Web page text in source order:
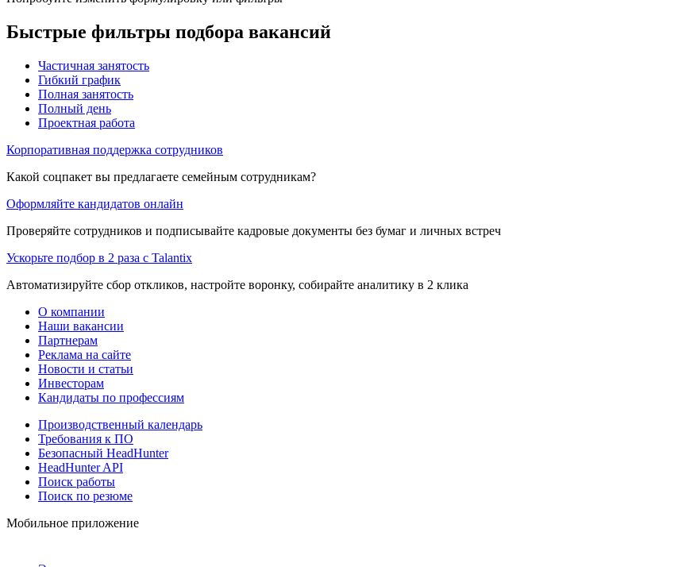
Быстрые фильтры подбора вакансий
Частичная занятость
Гибкий график
Полная занятость
Полный день
Проектная работа
Корпоративная поддержка сотрудников
Какой соцпакет вы предлагаете семейным сотрудникам?
Оформляйте кандидатов онлайн
Проверяйте сотрудников и подписывайте кадровые документы без бумаг и личных встреч
Ускорьте подбор в 2 раза с Talantix
Автоматизируйте сбор откликов, настройте воронку, собирайте аналитику в 2 клика
О компании
Наши вакансии
Партнерам
Реклама на сайте
Новости и статьи
Инвесторам
Кандидаты по профессиям
Производственный календарь
Требования к ПО
Безопасный HeadHunter
HeadHunter API
Поиск работы
Поиск по резюме
Мобильное приложение